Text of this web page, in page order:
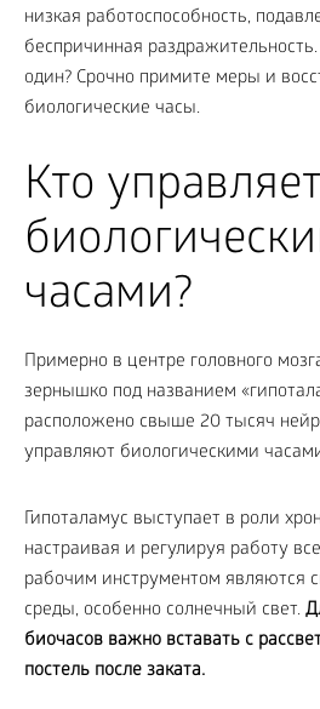
низкая работоспособность,
беспричинная
один? Срочно примите меры и
биологические часы.
Кто управляет
часами?
Примерно в центре головного
зернышко под названием
расположено свыше 20 тысяч
управляют биологическими
Гипоталамус выступает в роли
настраивая и регулируя работу
рабочим инструментом являются
среды, особенно солнечный свет.
биочасов важно вставать с
постель после заката.